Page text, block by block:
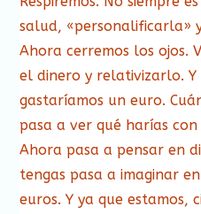
salud, «personalificarla»
Ahora cerremos los ojos.
el dinero y relativizarlo. Y
gastaríamos un euro.
pasa a ver qué harías
Ahora pasa a pensar en
tengas pasa a imaginar
euros. Y ya que estamos,